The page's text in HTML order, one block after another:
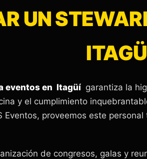
UN
eventos en Itagüí garantiza la
y el cumplimiento
Eventos, proveemos este
de congresos, galas y